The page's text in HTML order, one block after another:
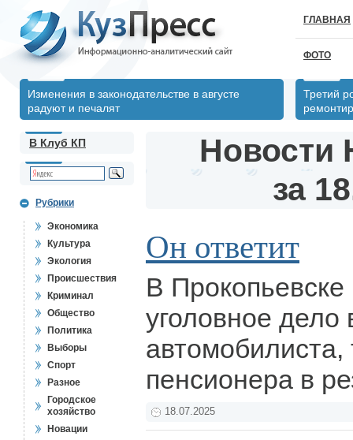
ГЛАВНАЯ
ФОТО
Изменения в законодательстве в августе
радуют и печалят
Третий
В Клуб КП
Рубрики
Экономика
Культура
Экология
Происшествия
Криминал
Общество
Политика
Выборы
Спорт
Разное
Городское
хозяйство
Новации
Новости
за
Он ответит
В
уголовное
пенсионера в
18.07.2025